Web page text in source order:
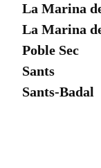
La Marina
La Marina
Poble Sec
Sants
Sants-Badal